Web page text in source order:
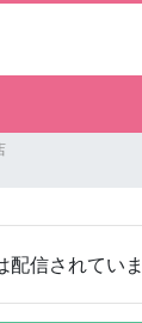
配信されてい